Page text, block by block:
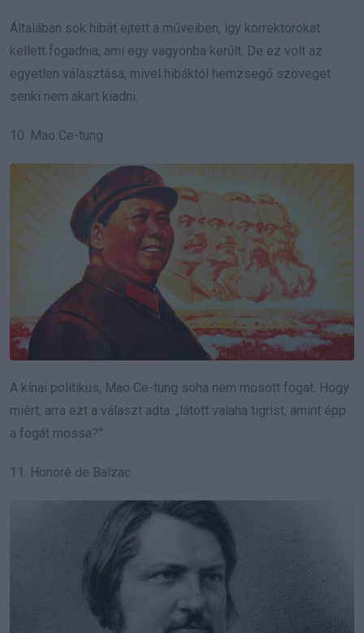
Általában sok hibát ejtett a műveiben, így korrektorokat
kellett fogadnia, ami egy vagyonba került. De ez volt az
egyetlen választása, mivel hibáktól hemzsegő szöveget
senki nem akart kiadni.
10. Mao Ce-tung
A kínai politikus, Mao Ce-tung soha nem mosott fogat. Hogy
miért, arra ezt a választ adta: „látott valaha tigrist, amint épp
a fogát mossa?”
11. Honoré de Balzac